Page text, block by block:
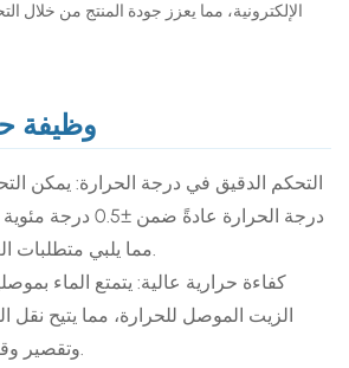
الإلكترونية، مما يعزز جودة المنتج من خلال
وظيفة
التحكم الدقيق في درجة الحرارة: يمكن
كفاءة حرارية عالية: يتمتع الماء
الزيت الموصل للحرارة، مما يتيح